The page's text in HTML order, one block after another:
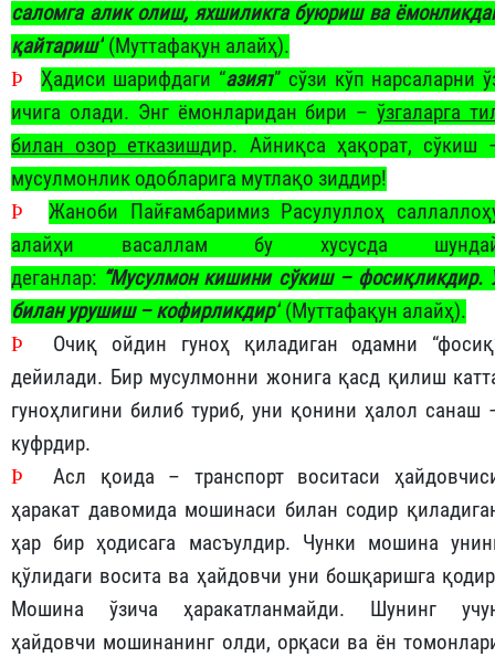
саломга алик олиш, яхшиликга буюриш ва
қайтариш” (Муттафақун алайҳ).
Þ Ҳадиси шарифдаги “азият” сўзи кўп нарсаларни
ичига олади. Энг ёмонларидан бири –ўзгаларга
билан озор етказишдир. Айниқса ҳақорат, сўкиш
мусулмонлик одобларига мутлақо зиддир!
Þ Жаноби Пайғамбаримиз Расулуллоҳ
алайҳи васаллам бу хусусда
деганлар: “Мусулмон кишини сўкиш – фосиқликдир.
билан урушиш – кофирликдир” (Муттафақун алайҳ).
Þ Очиқ ойдин гуноҳ қиладиган одамни
дейилади. Бир мусулмонни жонига қасд қилиш
гуноҳлигини билиб туриб, уни қонини ҳалол санаш
куфрдир.
ÞАсл қоида – транспорт воситаси
ҳаракат давомида мошинаси билан содир
ҳар бир ҳодисага масъулдир. Чунки мошина
қўлидаги восита ва ҳайдовчи уни бошқаришга
Мошина ўзича ҳаракатланмайди. Шунинг
ҳайдовчи мошинанинг олди, орқаси ва ён